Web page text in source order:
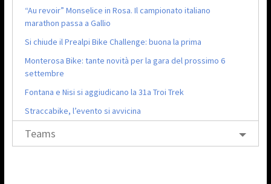
“Au revoir” Monselice in Rosa. Il campionato italiano
marathon passa a Gallio
Si chiude il Prealpi Bike Challenge: buona la prima
Monterosa Bike: tante novità per la gara del prossimo 6
settembre
Fontana e Nisi si aggiudicano la 31a Troi Trek
Straccabike, l’evento si avvicina
Teams